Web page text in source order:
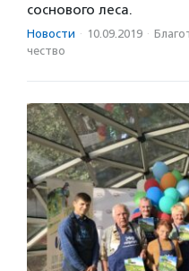
соснового леса.
Новости · 10.09.2019 ·
чест­во